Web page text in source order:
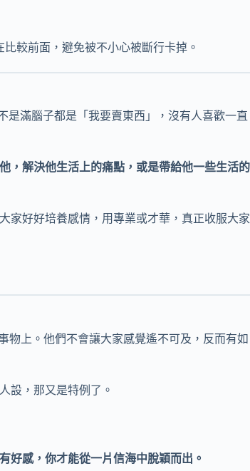
較前面，避免被不小心被斷行卡掉。
是滿腦子都是「我要賣東西」，沒有人喜歡一直
，解決他生活上的痛點，或是帶給他一些生活的
家好好培養感情，用專業或才華，真正收服大家
上。他們不會讓大家感覺遙不可及，反而有如
設，那又是特例了。
好感，你才能從一片信海中脫穎而出。